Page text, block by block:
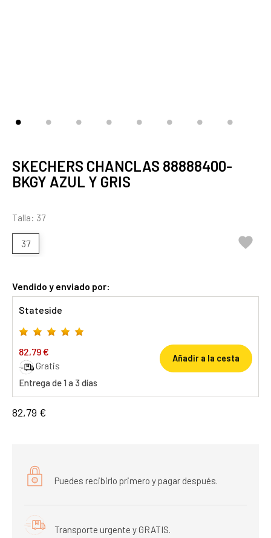
SKECHERS CHANCLAS 88888400-
BKGY AZUL Y GRIS
Talla: 37
37 
Vendido y enviado por:
Stateside
82,79 €
Gratis
Entrega de 1 a 3 días
Añadir a la cesta
82,79 €
Puedes recibirlo primero y pagar después.
Transporte urgente y GRATIS.